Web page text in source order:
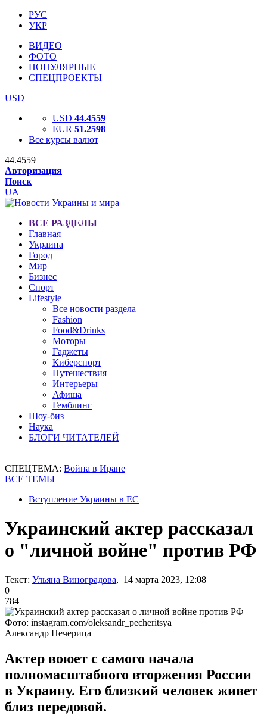
РУС
УКР
ВИДЕО
ФОТО
ПОПУЛЯРНЫЕ
СПЕЦПРОЕКТЫ
USD
USD 44.4559
EUR 51.2598
Все курсы валют
44.4559
Авторизация
Поиск
UA
ВСЕ РАЗДЕЛЫ
Главная
Украина
Город
Мир
Бизнес
Спорт
Lifestyle
Все новости раздела
Fashion
Food&Drinks
Моторы
Гаджеты
Киберспорт
Путешествия
Интерьеры
Афиша
Гемблинг
Шоу-биз
Наука
БЛОГИ ЧИТАТЕЛЕЙ
СПЕЦТЕМА: Война в Иране
ВСЕ ТЕМЫ
Вступление Украины в ЕС
Украинский актер рассказал
о "личной войне" против РФ
Текст: Ульяна Виноградова, 14 марта 2023, 12:08
0
784
Фото: instagram.com/oleksandr_pecheritsya
Александр Печерица
Актер воюет с самого начала
полномасштабного вторжения России
в Украину. Его близкий человек живет
близ передовой.